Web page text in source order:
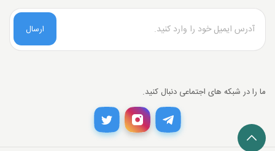
تخفیف خرید نقدی
با انتخاب درگاه پرداخت حاجی بادومی از 3% خرید نقدی تخفیف بگیرید.
ارسال
ما را در شبکه های اجتماعی دنبال کنید.